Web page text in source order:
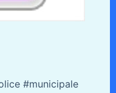
#municipale